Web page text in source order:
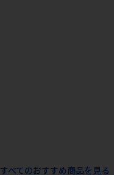
すべてのおすすめ商品を見る